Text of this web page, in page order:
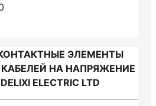
ЭЛЕМЕНТЫ
НА НАПРЯЖЕНИЕ
ELECTRIC LTD